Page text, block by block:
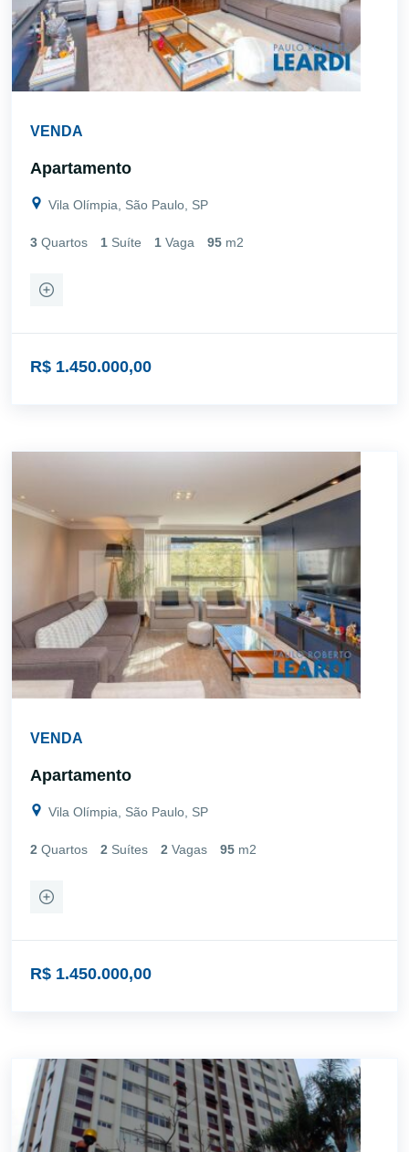
VENDA
Apartamento
Vila Olímpia, São Paulo, SP
3 Quartos 1 Suíte 1 Vaga 95 m2
R$ 1.450.000,00
VENDA
Apartamento
Vila Olímpia, São Paulo, SP
2 Quartos 2 Suítes 2 Vagas 95 m2
R$ 1.450.000,00